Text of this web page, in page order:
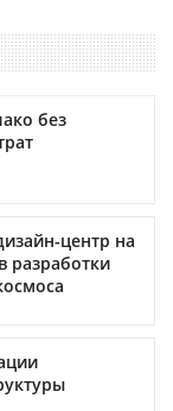
без
центр на
разработки